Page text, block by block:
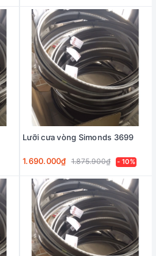
Lưỡi cưa vòng Simonds 3699
1.690.000₫ 1.875.900₫ - 10%